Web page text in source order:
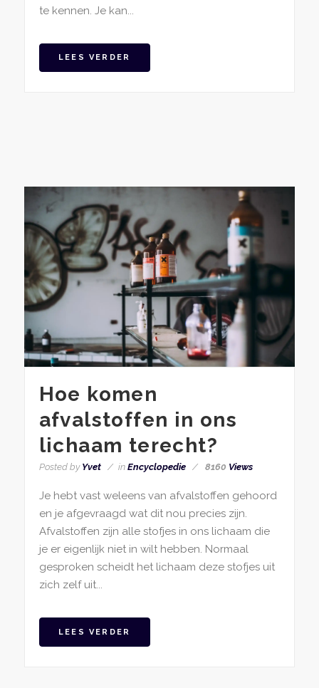
te kennen. Je kan...
LEES VERDER
Hoe komen
afvalstoffen in ons
lichaam terecht?
Posted by Yvet in Encyclopedie 8160 Views
Je hebt vast weleens van afvalstoffen gehoord
en je afgevraagd wat dit nou precies zijn.
Afvalstoffen zijn alle stofjes in ons lichaam die
je er eigenlijk niet in wilt hebben. Normaal
gesproken scheidt het lichaam deze stofjes uit
zich zelf uit...
LEES VERDER